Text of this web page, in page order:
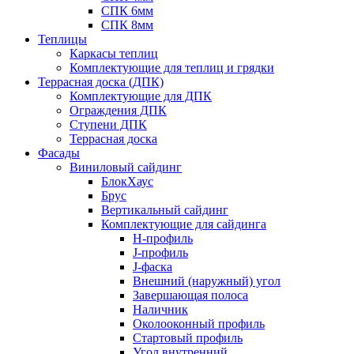
СПК 6мм
СПК 8мм
Теплицы
Каркасы теплиц
Комплектующие для теплиц и грядки
Террасная доска (ДПК)
Комплектующие для ДПК
Ограждения ДПК
Ступени ДПК
Террасная доска
Фасады
Виниловый сайдинг
БлокХаус
Брус
Вертикальный сайдинг
Комплектующие для сайдинга
H-профиль
J-профиль
J-фаска
Внешний (наружный) угол
Завершающая полоса
Наличник
Околооконный профиль
Стартовый профиль